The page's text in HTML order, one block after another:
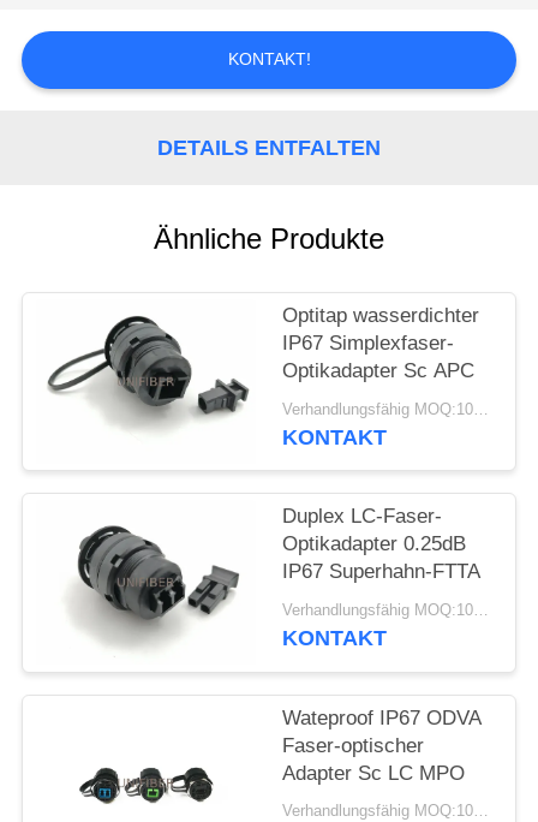
NACHRICHTEN
SITEMAP
PRIVACY
POLICY
KONTAKT!
DETAILS ENTFALTEN
Ähnliche Produkte
Optitap wasserdichter
IP67 Simplexfaser-
Optikadapter Sc APC
Verhandlungsfähig MOQ:10pcs
KONTAKT
Duplex LC-Faser-
Optikadapter 0.25dB
IP67 Superhahn-FTTA
Verhandlungsfähig MOQ:10pcs
KONTAKT
Wateproof IP67 ODVA
Faser-optischer
Adapter Sc LC MPO
Verhandlungsfähig MOQ:10pcs